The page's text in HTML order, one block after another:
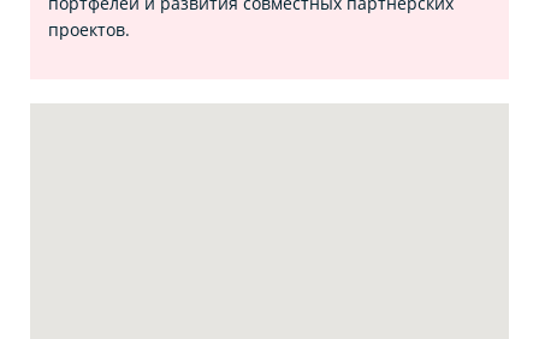
проектов.